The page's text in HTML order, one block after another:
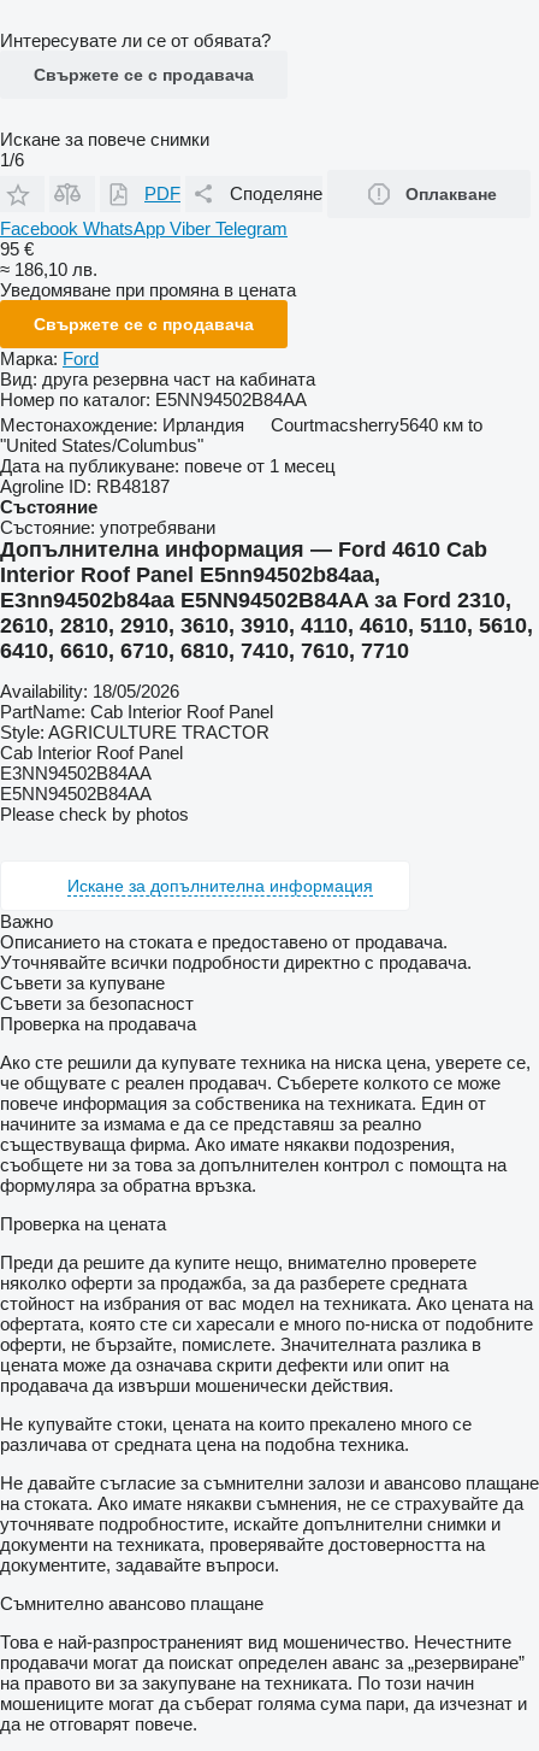
Интересувате ли се от обявата?
Свържете се с продавача
Искане за повече снимки
1/6
PDF
Споделяне Оплакване
Facebook WhatsApp Viber Telegram
95 €
≈ 186,10 лв.
Уведомяване при промяна в цената
Свържете се с продавача
Марка: Ford
Вид: друга резервна част на кабината
Номер по каталог: E5NN94502B84AA
Местонахождение: Ирландия Courtmacsherry5640 км to
"United States/Columbus"
Дата на публикуване: повече от 1 месец
Agroline ID: RB48187
Състояние
Състояние: употребявани
Допълнителна информация — Ford 4610 Cab
Interior Roof Panel E5nn94502b84aa,
E3nn94502b84aa E5NN94502B84AA за Ford 2310,
2610, 2810, 2910, 3610, 3910, 4110, 4610, 5110, 5610,
6410, 6610, 6710, 6810, 7410, 7610, 7710
Availability: 18/05/2026
PartName: Cab Interior Roof Panel
Style: AGRICULTURE TRACTOR
Cab Interior Roof Panel
E3NN94502B84AA
E5NN94502B84AA
Please check by photos
Искане за допълнителна информация
Важно
Описанието на стоката е предоставено от продавача.
Уточнявайте всички подробности директно с продавача.
Съвети за купуване
Съвети за безопасност
Проверка на продавача
Ако сте решили да купувате техника на ниска цена, уверете се,
че общувате с реален продавач. Съберете колкото се може
повече информация за собственика на техниката. Един от
начините за измама е да се представяш за реално
съществуваща фирма. Ако имате някакви подозрения,
съобщете ни за това за допълнителен контрол с помощта на
формуляра за обратна връзка.
Проверка на цената
Преди да решите да купите нещо, внимателно проверете
няколко оферти за продажба, за да разберете средната
стойност на избрания от вас модел на техниката. Ако цената на
офертата, която сте си харесали е много по-ниска от подобните
оферти, не бързайте, помислете. Значителната разлика в
цената може да означава скрити дефекти или опит на
продавача да извърши мошенически действия.
Не купувайте стоки, цената на които прекалено много се
различава от средната цена на подобна техника.
Не давайте съгласие за съмнителни залози и авансово плащане
на стоката. Ако имате някакви съмнения, не се страхувайте да
уточнявате подробностите, искайте допълнителни снимки и
документи на техниката, проверявайте достоверността на
документите, задавайте въпроси.
Съмнително авансово плащане
Това е най-разпространеният вид мошеничество. Нечестните
продавачи могат да поискат определен аванс за „резервиране”
на правото ви за закупуване на техниката. По този начин
мошениците могат да съберат голяма сума пари, да изчезнат и
да не отговарят повече.